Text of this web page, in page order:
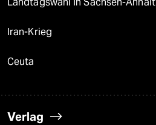
Landtagswahl in Sachsen-Anhalt
Iran-Krieg
Ceuta
Verlag